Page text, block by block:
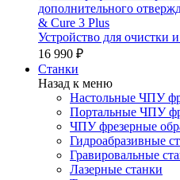
Устройство для очистки
16 990 ₽
Станки
Назад к меню
Настольные ЧПУ
Портальные ЧПУ
ЧПУ фрезерные
Гидроабразивные
Гравировальные
Лазерные станки